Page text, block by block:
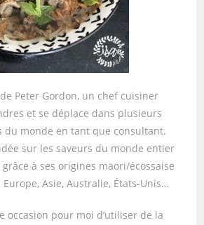
Peter Gordon, un chef cuisiner
et se déplace dans plusieurs
du monde en tant que consultant.
sur les saveurs du monde entier
à ses origines maori/écossaise
Europe, Asie, Australie, États-Unis…
occasion pour moi d’utiliser de la